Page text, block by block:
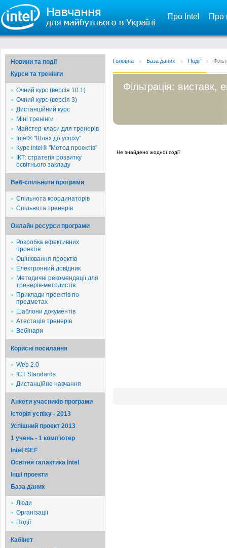
Про Intel Про
Новини та події
Курси та тренінги
Очний курс (версія 10.1)
Очний курс (версія 3)
Дистанційний курс
Міні тренінги
Майстер-класи для тренерів
Intel® "Шлях до успіху"
Курс Intel® "Метод проектів"
ІКТ: стратегія розвитку
освітнього закладу
Веб-спільноти програми
Спільнота координаторів
Спільнота тренерів
Онлайн ресурси програми
Розробка ефективних
проектів
Оцінювання проектів
Електронний довідник
Методичні рекомендації для
тренерів-методистів
Приклади проектів по
предметах
Шаблони документів
Атестація тренерів
Вебінари
Корисні посилання
Web 2.0
ICT Standards
Дистанційне навчання
Анкети учасників програми
Історія успіху - 2013
Успішний проект 2013
1 учень - 1 комп'ютер
Intel ISEF
Освітня галактика Intel
Iншi проекти
База даних
Люди
Організації
Події
Кабінет
Головна База даних Події
Фільтрація: виставк,
Не знайдено жодної події